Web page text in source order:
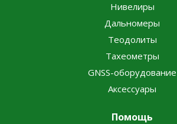
Нивелиры
Дальномеры
Теодолиты
Тахеометры
GNSS-оборудование
Аксессуары
Помощь